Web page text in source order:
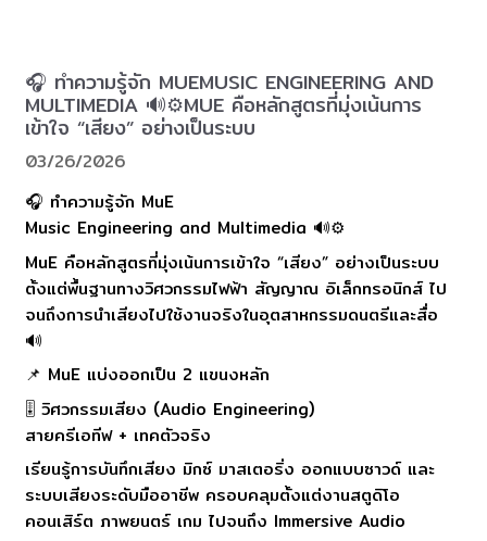
🎧 ทำความรู้จัก MUEMUSIC ENGINEERING AND
MULTIMEDIA 🔊⚙️MUE คือหลักสูตรที่มุ่งเน้นการ
เข้าใจ “เสียง” อย่างเป็นระบบ
03/26/2026
🎧 ทำความรู้จัก MuE
Music Engineering and Multimedia 🔊⚙️
MuE คือหลักสูตรที่มุ่งเน้นการเข้าใจ “เสียง” อย่างเป็นระบบ
ตั้งแต่พื้นฐานทางวิศวกรรมไฟฟ้า สัญญาณ อิเล็กทรอนิกส์ ไป
จนถึงการนำเสียงไปใช้งานจริงในอุตสาหกรรมดนตรีและสื่อ
🔊
📌 MuE แบ่งออกเป็น 2 แขนงหลัก
🎚 วิศวกรรมเสียง (Audio Engineering)
สายครีเอทีฟ + เทคตัวจริง
เรียนรู้การบันทึกเสียง มิกซ์ มาสเตอริ่ง ออกแบบซาวด์ และ
ระบบเสียงระดับมืออาชีพ ครอบคลุมตั้งแต่งานสตูดิโอ
คอนเสิร์ต ภาพยนตร์ เกม ไปจนถึง Immersive Audio